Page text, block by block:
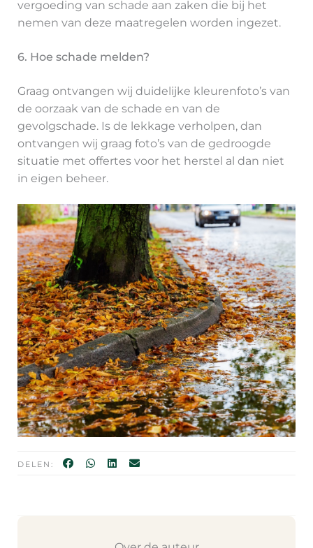
vergoeding van schade aan zaken die bij het
nemen van deze maatregelen worden ingezet.
6. Hoe schade melden?
Graag ontvangen wij duidelijke kleurenfoto’s van
de oorzaak van de schade en van de
gevolgschade. Is de lekkage verholpen, dan
ontvangen wij graag foto’s van de gedroogde
situatie met offertes voor het herstel al dan niet
in eigen beheer.
DELEN: